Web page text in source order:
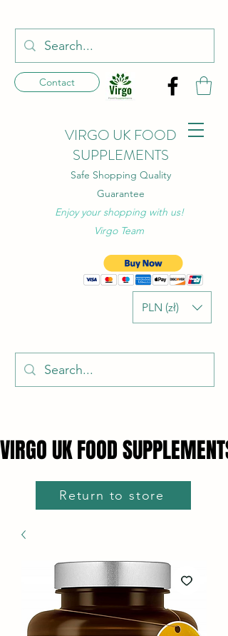
Contact
Safe Shopping Quality
Guarantee
Enjoy your shopping with us!
Virgo Team
PLN (zł)
VIRGO UK FOOD
SUPPLEMENTS
VIRGO UK FOOD SUPPLEMENTS
VIRGO UK FOOD SUPPLEMENTS
Return to store